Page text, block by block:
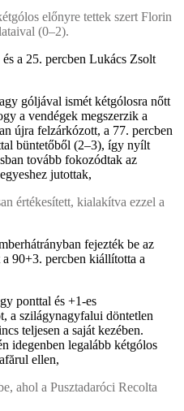
előnyre tettek szert Florin
(0–2).
a 25. percben Lukács Zsolt
góljával ismét kétgólosra nőtt
a vendégek megszerzik a
újra felzárkózott, a 77. percben
büntetőből (2–3), így nyílt
tovább fokozódtak az
jutottak,
értékesített, kialakítva ezzel a
fejezték be az
90+3. percben kiállította a
ponttal és +1-es
a szilágynagyfalui döntetlen
teljesen a saját kezében.
idegenben legalább kétgólos
ellen,
ahol a Pusztadaróci Recolta